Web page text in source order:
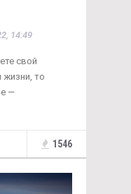
14:49
свой
жизни, то
—
1546